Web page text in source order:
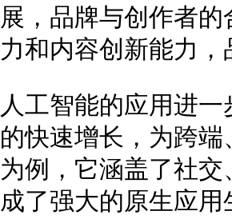
展，品牌与创作者
力和内容创新能力
人工智能的应用进
的快速增长，为跨
为例，它涵盖了社
成了强大的原生应